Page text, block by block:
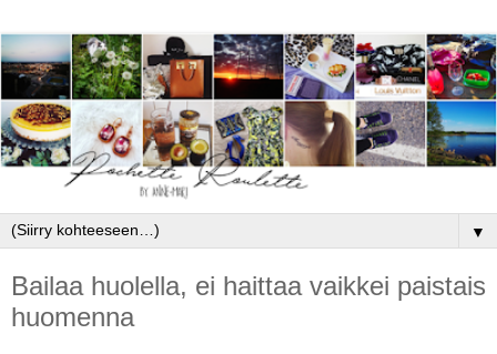
▼
Bailaa huolella, ei haittaa vaikkei paistais
huomenna